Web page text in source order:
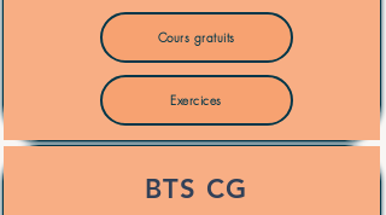
Cours gratuits
Exercices
BTS CG